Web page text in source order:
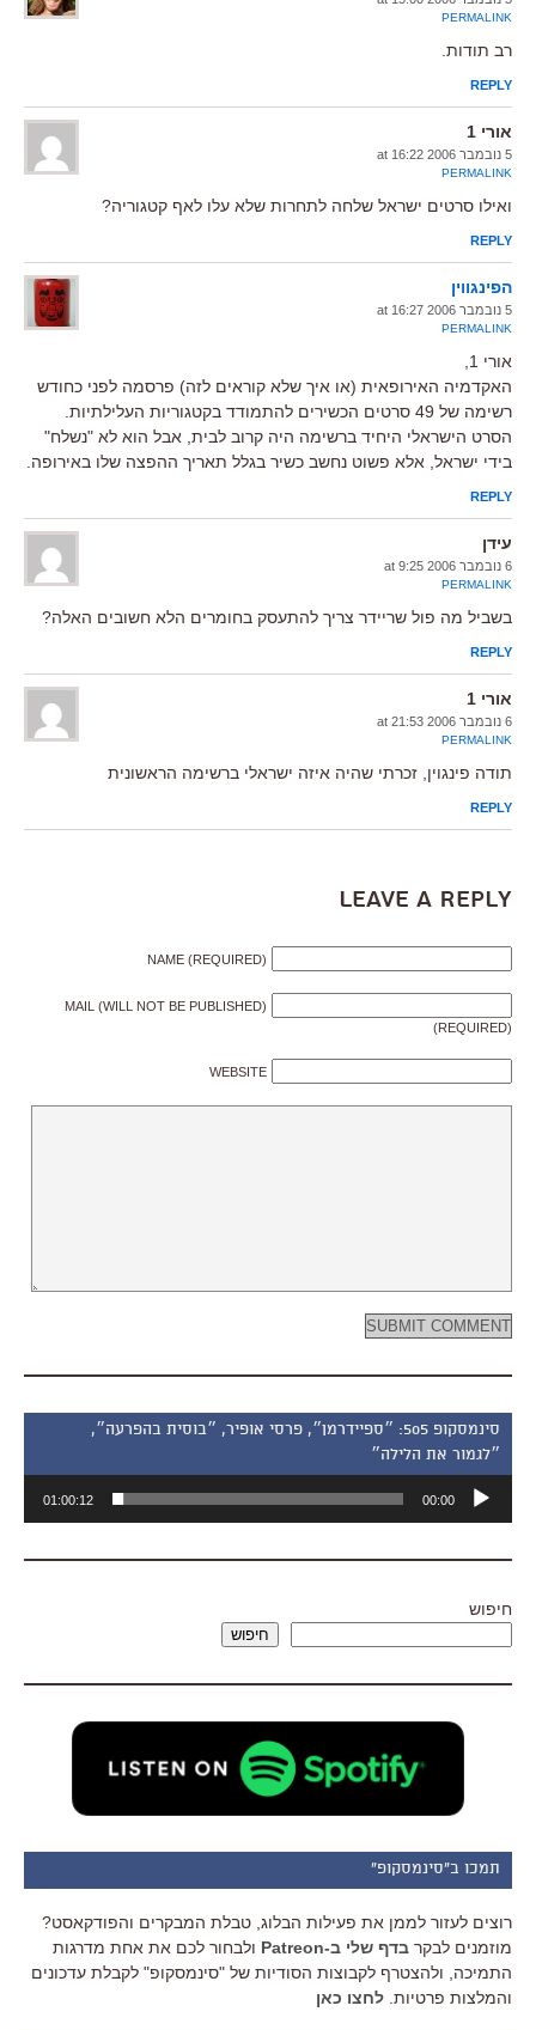
PERMALINK
רב תודות.
REPLY
אורי 1
5 נובמבר 2006 at 16:22
PERMALINK
ואילו סרטים ישראל שלחה לתחרות שלא עלו לאף קטגוריה?
REPLY
הפינגווין
5 נובמבר 2006 at 16:27
PERMALINK
אורי 1,
האקדמיה האירופאית (או איך שלא קוראים לזה) פרסמה לפני כחודש
רשימה של 49 סרטים הכשירים להתמודד בקטגוריות העלילתיות.
הסרט הישראלי היחיד ברשימה היה קרוב לבית, אבל הוא לא "נשלח"
בידי ישראל, אלא פשוט נחשב כשיר בגלל תאריך ההפצה שלו באירופה.
REPLY
עידן
6 נובמבר 2006 at 9:25
PERMALINK
בשביל מה פול שריידר צריך להתעסק בחומרים הלא חשובים האלה?
REPLY
אורי 1
6 נובמבר 2006 at 21:53
PERMALINK
תודה פינגוין, זכרתי שהיה איזה ישראלי ברשימה הראשונית
REPLY
Leave a Reply
NAME (REQUIRED)
MAIL (WILL NOT BE PUBLISHED)
(REQUIRED)
WEBSITE
סינמסקופ 505: ״ספיידרמן״, פרסי אופיר, ״בוסית בהפרעה״,
״לגמור את הלילה״
אודיו
00:00
01:00:12
חיפוש
חיפוש
תמכו ב"סינמסקופ"
רוצים לעזור לממן את פעילות הבלוג, טבלת המבקרים והפודקאסט?
מוזמנים לבקר בדף שלי ב-Patreon
ולבחור לכם את אחת מדרגות
התמיכה, ולהצטרף לקבוצות הסודיות של "סינמסקופ" לקבלת עדכונים
והמלצות פרטיות. לחצו כאן